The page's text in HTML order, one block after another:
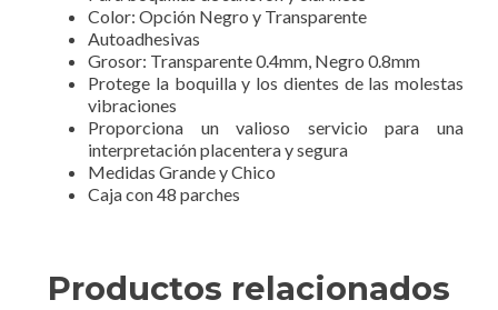
Color: Opción Negro y Transparente
Autoadhesivas
Grosor: Transparente 0.4mm, Negro 0.8mm
Protege la boquilla y los dientes de las molestas
vibraciones
Proporciona un valioso servicio para una
interpretación placentera y segura
Medidas Grande y Chico
Caja con 48 parches
Productos relacionados